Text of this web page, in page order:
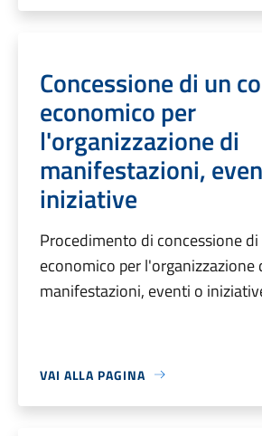
Concessione di un
economico per
l'organizzazione di
manifestazioni,
iniziative
Procedimento di concessione
economico per l'organizzazione
manifestazioni, eventi o
VAI ALLA PAGINA